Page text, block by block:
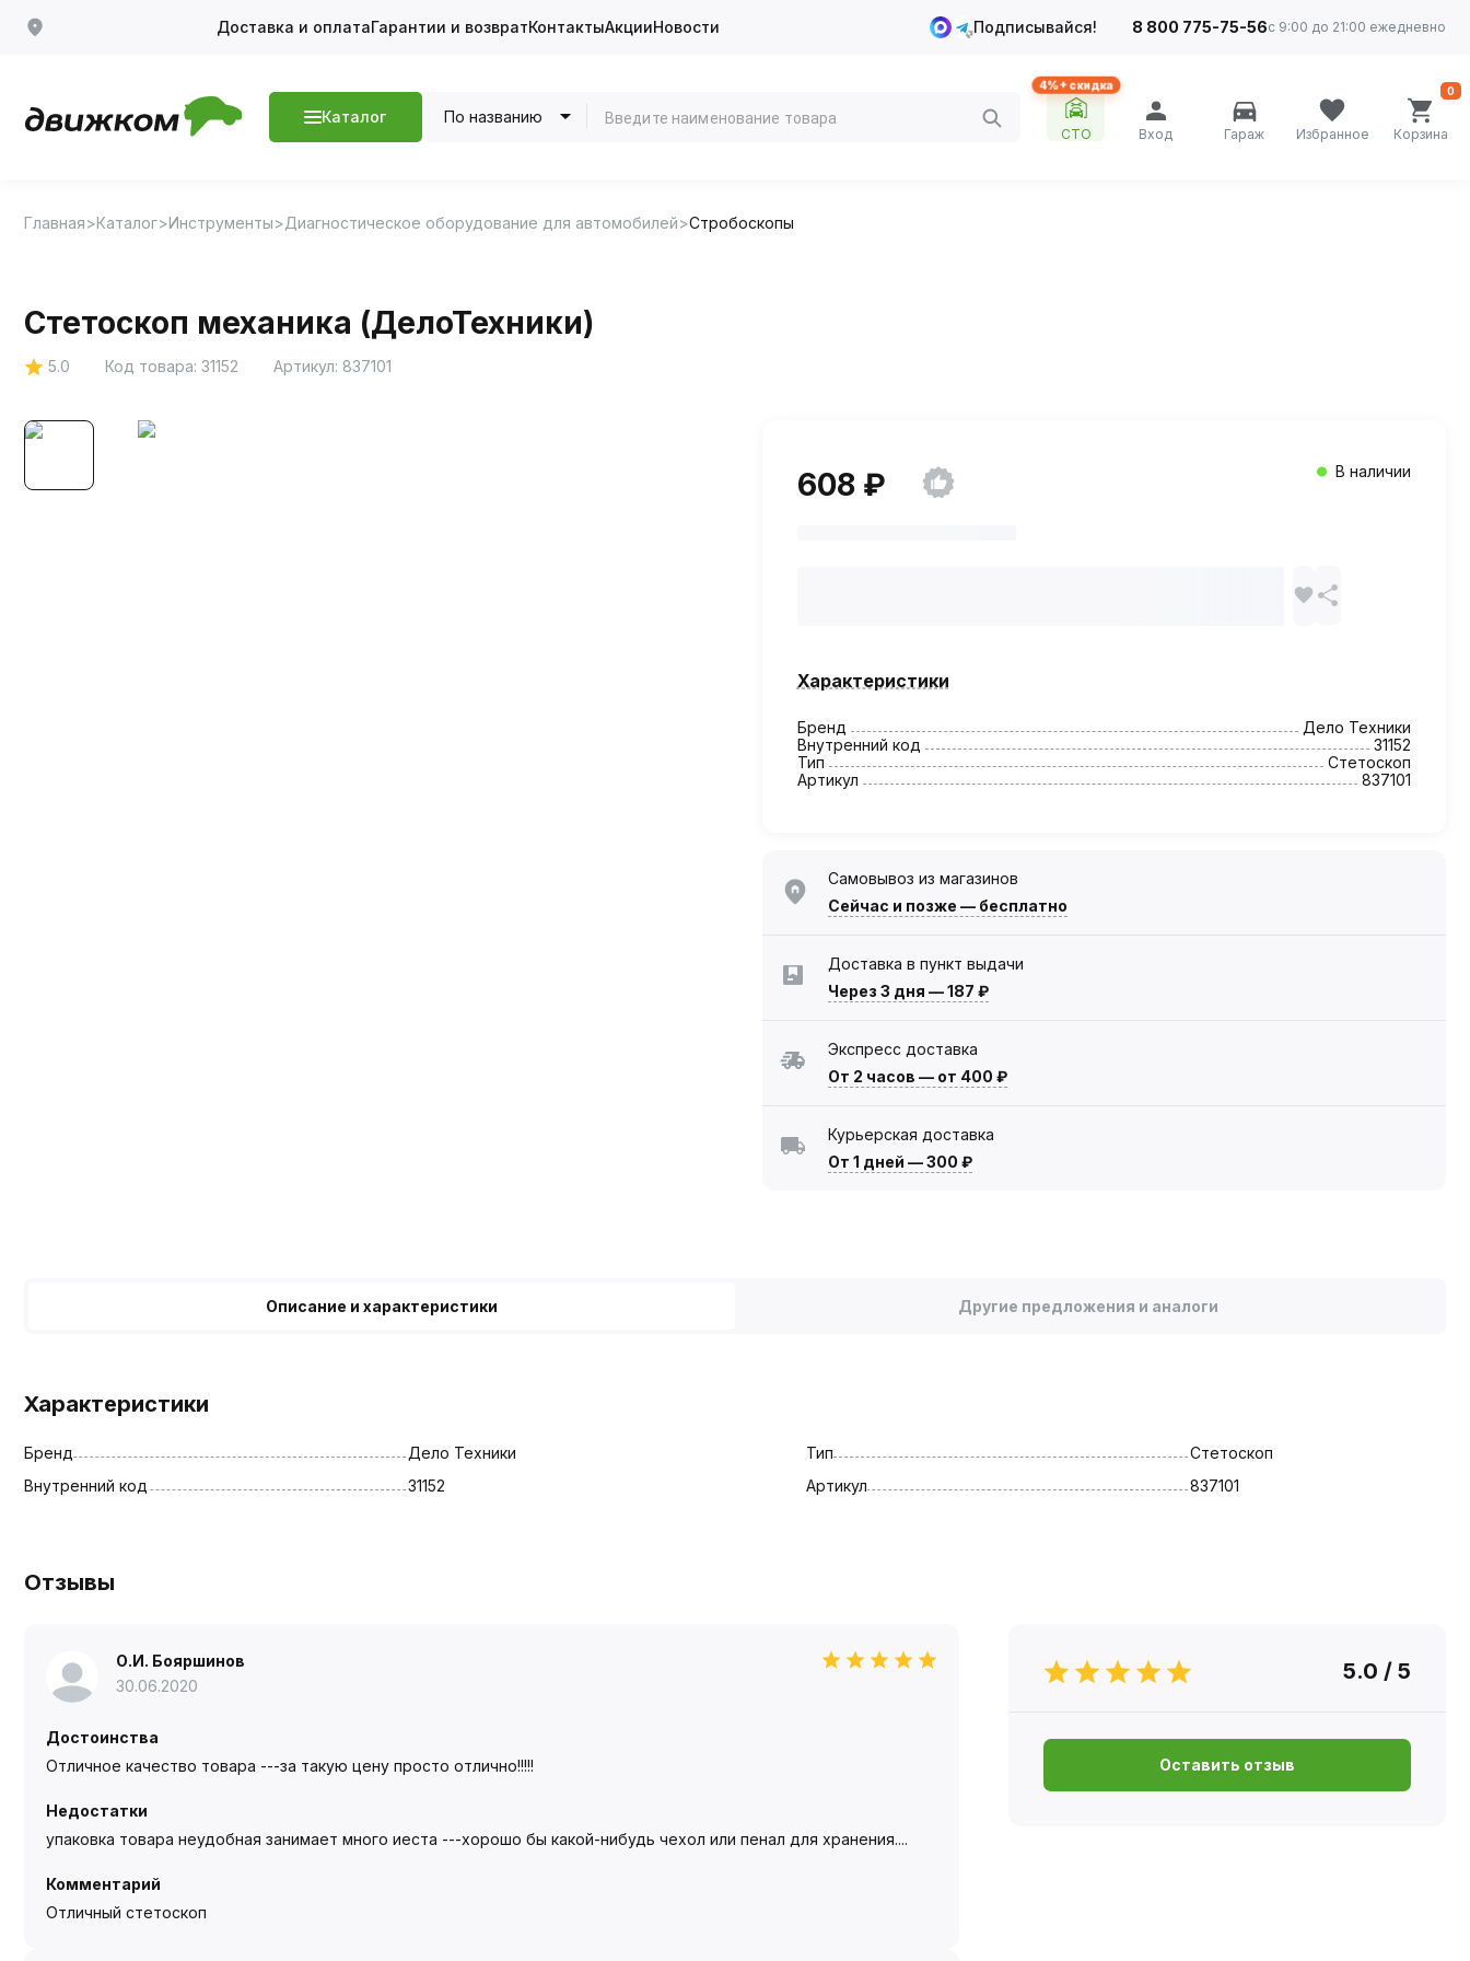
Доставка и оплатаГарантии и возвратКонтактыАкцииНовости Подписывайся! 8 800 775-75-56с 9:00 до 21:00 ежедневно
Каталог По названию
4%+ скидка
СТО Вход Гараж Избранное Корзина
0
Главная Каталог Инструменты Диагностическое оборудование для автомобилей Стробоскопы
Стетоскоп механика (ДелоТехники)
5.0 Код товара: 31152 Артикул: 837101
608 ₽ В наличии
Характеристики
Бренд
Дело Техники
Внутренний код
31152
Тип
Стетоскоп
Артикул
837101
Самовывоз из магазинов
Сейчас и позже — бесплатно
Доставка в пункт выдачи
Через 3 дня —187 ₽
Экспресс доставка
От 2 часов — от 400 ₽
Курьерская доставка
От 1 дней —300 ₽
Описание и характеристики Другие предложения и аналоги
Характеристики
Бренд
Дело Техники
Внутренний код
31152
Тип
Стетоскоп
Артикул
837101
Отзывы
О.И. Бояршинов
30.06.2020
Достоинства
Отличное качество товара ---за такую цену просто отлично!!!!!
Недостатки
упаковка товара неудобная занимает много иеста ---хорошо бы какой-нибудь чехол или пенал для хранения....
Комментарий
Отличный стетоскоп
5.0 / 5
Оставить отзыв